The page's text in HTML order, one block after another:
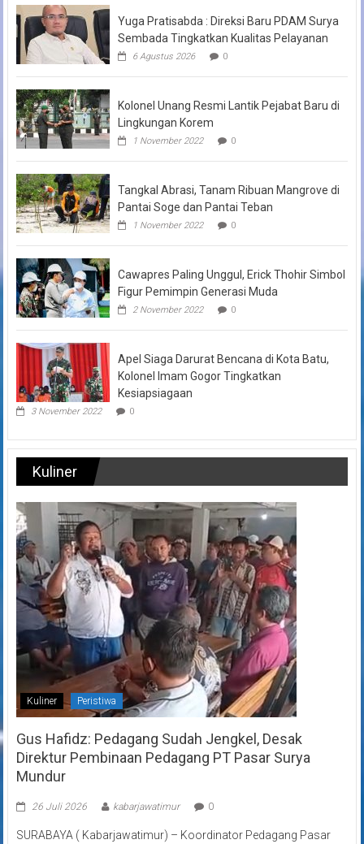
Yuga Pratisabda : Direksi Baru PDAM Surya
Sembada Tingkatkan Kualitas Pelayanan
6 Agustus 2026 0
Kolonel Unang Resmi Lantik Pejabat Baru di
Lingkungan Korem
1 November 2022 0
Tangkal Abrasi, Tanam Ribuan Mangrove di
Pantai Soge dan Pantai Teban
1 November 2022 0
Cawapres Paling Unggul, Erick Thohir Simbol
Figur Pemimpin Generasi Muda
2 November 2022 0
Apel Siaga Darurat Bencana di Kota Batu,
Kolonel Imam Gogor Tingkatkan
Kesiapsiagaan
3 November 2022 0
Kuliner
Kuliner Peristiwa
Gus Hafidz: Pedagang Sudah Jengkel, Desak
Direktur Pembinaan Pedagang PT Pasar Surya
Mundur
26 Juli 2026 kabarjawatimur 0
SURABAYA ( Kabarjawatimur) – Koordinator Pedagang Pasar